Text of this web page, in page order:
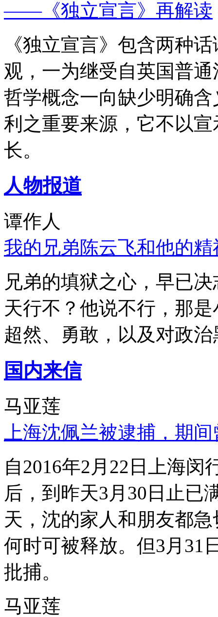
——《独立宣言》再解读
《独立宣言》包含两种
观，一为继受自英国普
哲学概念一向缺少明确
利之重要来源，它不以
长。
人物报道
谭作人
我的兄弟陈云飞和他的
兄弟的填狱之心，早已
天行不？他说不行，那
超然、勇敢，以及对政
国内来信
马亚莲
上海沈佩兰被逮捕，期
自2016年2月22日上海
后，到昨天3月30日止已
天，沈的家人和朋友都
何时可被释放。但3月31
批捕。
马亚莲